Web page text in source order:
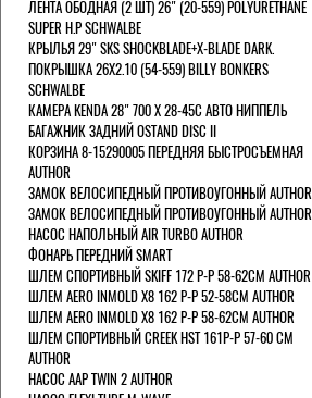
ЛЕНТА ОБОДНАЯ (2 ШТ) 26" (20-559) POLYURETHANE
SUPER H.P SCHWALBE
КРЫЛЬЯ 29" SKS SHOCKBLADE+X-BLADE DARK.
ПОКРЫШКА 26X2.10 (54-559) BILLY BONKERS
SCHWALBE
КАМЕРА KENDA 28" 700 Х 28-45С АВТО НИППЕЛЬ
БАГАЖНИК ЗАДНИЙ OSTAND DISC II
КОРЗИНА 8-15290005 ПЕРЕДНЯЯ БЫСТРОСЪЕМНАЯ
AUTHOR
ЗАМОК ВЕЛОСИПЕДНЫЙ ПРОТИВОУГОННЫЙ AUTHOR
ЗАМОК ВЕЛОСИПЕДНЫЙ ПРОТИВОУГОННЫЙ AUTHOR
НАСОС НАПОЛЬНЫЙ AIR TURBO AUTHOR
ФОНАРЬ ПЕРЕДНИЙ SMART
ШЛЕМ СПОРТИВНЫЙ SKIFF 172 Р-Р 58-62СМ AUTHOR
ШЛЕМ AERO INMOLD X8 162 Р-Р 52-58СМ AUTHOR
ШЛЕМ AERO INMOLD X8 162 Р-Р 58-62СМ AUTHOR
ШЛЕМ СПОРТИВНЫЙ CREEK HST 161Р-Р 57-60 СМ
AUTHOR
НАСОС AAP TWIN 2 AUTHOR